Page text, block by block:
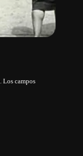
Los campos